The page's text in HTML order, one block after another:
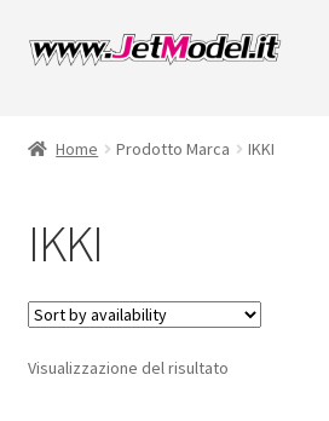
Vai
alla
Vai
Home Prodotto Marca IKKI
IKKI
Visualizzazione del risultato